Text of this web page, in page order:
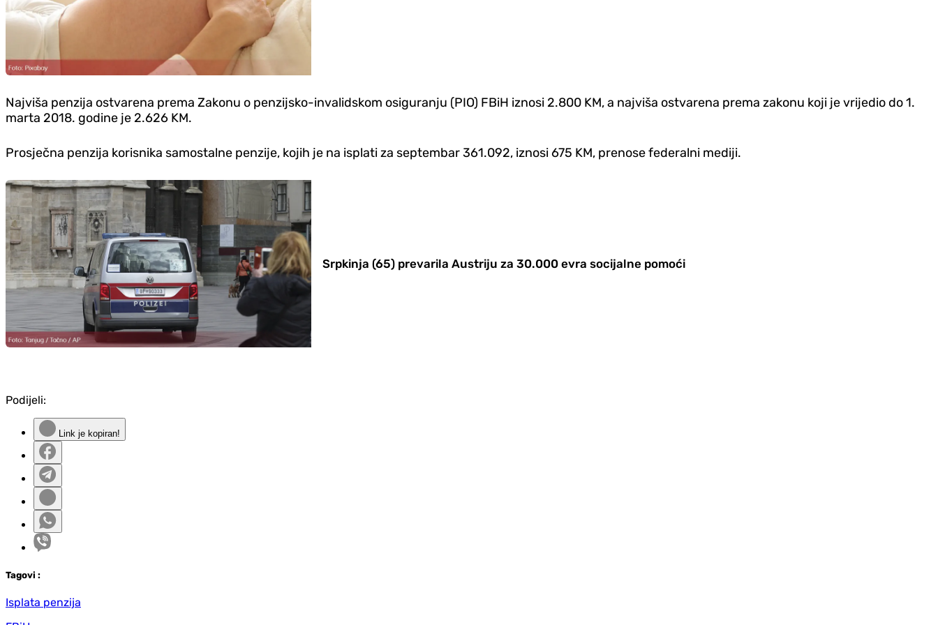
Najviša penzija ostvarena prema Zakonu o penzijsko-invalidskom osiguranju (PIO) FBiH iznosi 2.800 KM, a najviša ostvarena prema zakonu koji je vrijedio do 1.
marta 2018. godine je 2.626 KM.
Prosječna penzija korisnika samostalne penzije, kojih je na isplati za septembar 361.092, iznosi 675 KM, prenose federalni mediji.
Srpkinja (65) prevarila Austriju za 30.000 evra socijalne pomoći
Podijeli:
Link je kopiran!
Tagovi :
Isplata penzija